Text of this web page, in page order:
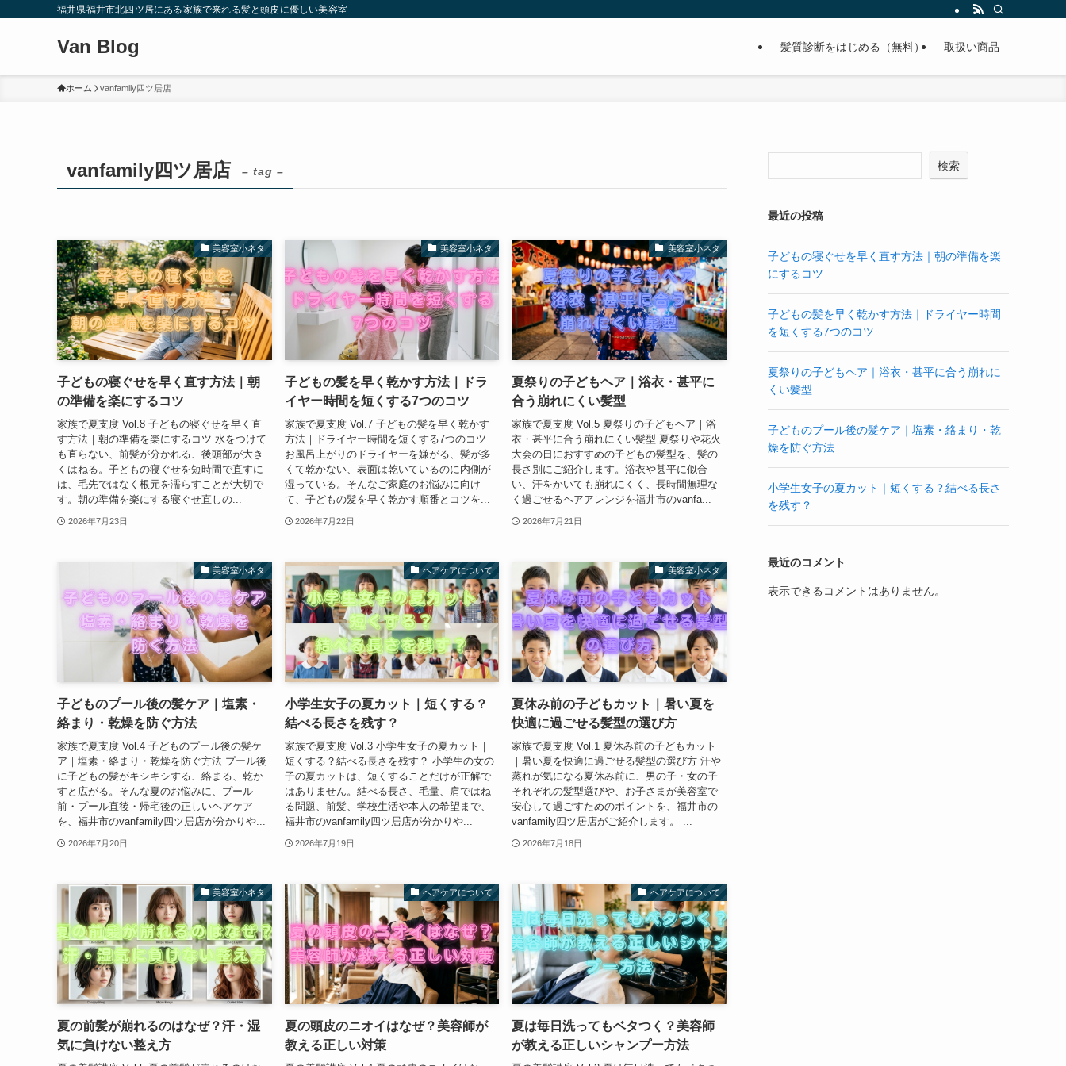
福井県福井市北四ツ居にある家族で来れる髪と頭皮に優しい美容室
Van Blog 髪質診断をはじめる（無料） 取扱い商品
ホーム vanfamily四ツ居店
vanfamily四ツ居店 – tag –
美容室小ネタ
子どもの寝ぐせを早く直す方法｜朝
の準備を楽にするコツ
家族で夏支度 Vol.8 子どもの寝ぐせを早く直
す方法｜朝の準備を楽にするコツ 水をつけて
も直らない、前髪が分かれる、後頭部が大き
くはねる。子どもの寝ぐせを短時間で直すに
は、毛先ではなく根元を濡らすことが大切で
す。朝の準備を楽にする寝ぐせ直しの...
2026年7月23日
美容室小ネタ
子どもの髪を早く乾かす方法｜ドラ
イヤー時間を短くする7つのコツ
家族で夏支度 Vol.7 子どもの髪を早く乾かす
方法｜ドライヤー時間を短くする7つのコツ
お風呂上がりのドライヤーを嫌がる、髪が多
くて乾かない、表面は乾いているのに内側が
湿っている。そんなご家庭のお悩みに向け
て、子どもの髪を早く乾かす順番とコツを...
2026年7月22日
美容室小ネタ
夏祭りの子どもヘア｜浴衣・甚平に
合う崩れにくい髪型
家族で夏支度 Vol.5 夏祭りの子どもヘア｜浴
衣・甚平に合う崩れにくい髪型 夏祭りや花火
大会の日におすすめの子どもの髪型を、髪の
長さ別にご紹介します。浴衣や甚平に似合
い、汗をかいても崩れにくく、長時間無理な
く過ごせるヘアアレンジを福井市のvanfa...
2026年7月21日
美容室小ネタ
子どものプール後の髪ケア｜塩素・
絡まり・乾燥を防ぐ方法
家族で夏支度 Vol.4 子どものプール後の髪ケ
ア｜塩素・絡まり・乾燥を防ぐ方法 プール後
に子どもの髪がキシキシする、絡まる、乾か
すと広がる。そんな夏のお悩みに、プール
前・プール直後・帰宅後の正しいヘアケア
を、福井市のvanfamily四ツ居店が分かりや...
2026年7月20日
ヘアケアについて
小学生女子の夏カット｜短くする？
結べる長さを残す？
家族で夏支度 Vol.3 小学生女子の夏カット｜
短くする？結べる長さを残す？ 小学生の女の
子の夏カットは、短くすることだけが正解で
はありません。結べる長さ、毛量、肩ではね
る問題、前髪、学校生活や本人の希望まで、
福井市のvanfamily四ツ居店が分かりや...
2026年7月19日
美容室小ネタ
夏休み前の子どもカット｜暑い夏を
快適に過ごせる髪型の選び方
家族で夏支度 Vol.1 夏休み前の子どもカット
｜暑い夏を快適に過ごせる髪型の選び方 汗や
蒸れが気になる夏休み前に、男の子・女の子
それぞれの髪型選びや、お子さまが美容室で
安心して過ごすためのポイントを、福井市の
vanfamily四ツ居店がご紹介します。 ...
2026年7月18日
美容室小ネタ
夏の前髪が崩れるのはなぜ？汗・湿
気に負けない整え方
ヘアケアについて
夏の頭皮のニオイはなぜ？美容師が
教える正しい対策
ヘアケアについて
夏は毎日洗ってもベタつく？美容師
が教える正しいシャンプー方法
検索
最近の投稿
子どもの寝ぐせを早く直す方法｜朝の準備を楽
にするコツ
子どもの髪を早く乾かす方法｜ドライヤー時間
を短くする7つのコツ
夏祭りの子どもヘア｜浴衣・甚平に合う崩れに
くい髪型
子どものプール後の髪ケア｜塩素・絡まり・乾
燥を防ぐ方法
小学生女子の夏カット｜短くする？結べる長さ
を残す？
最近のコメント
表示できるコメントはありません。